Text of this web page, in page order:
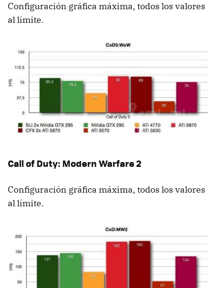
Configuración gráfica máxima, todos los valores
al límite.
Call of Duty: Modern Warfare 2
Configuración gráfica máxima, todos los valores
al límite.